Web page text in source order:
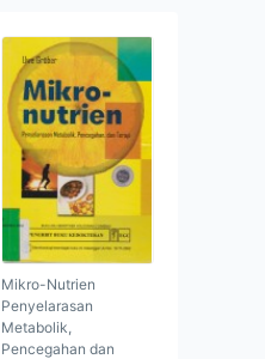
Mikro-Nutrien
Penyelarasan
Metabolik,
Pencegahan dan